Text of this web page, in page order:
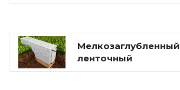
Мелкозаглубленный
ленточный